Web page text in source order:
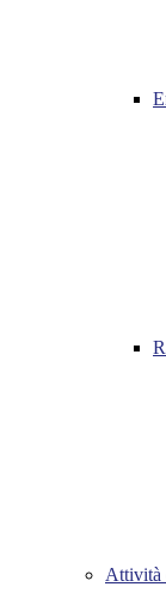
Attività